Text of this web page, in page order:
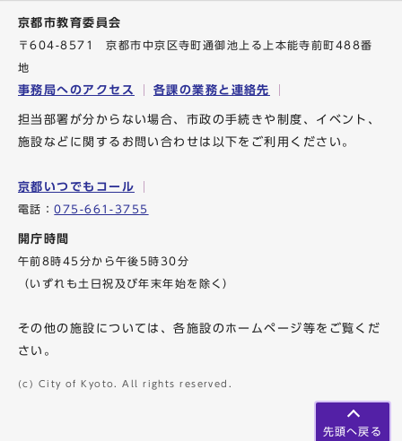
先頭へ戻る
京都市教育委員会
〒604-8571 京都市中京区寺町通御池上る上本能寺前町488番
地
事務局へのアクセス 各課の業務と連絡先
担当部署が分からない場合、市政の手続きや制度、イベント、
施設などに関するお問い合わせは以下をご利用ください。
京都いつでもコール
電話：075-661-3755
開庁時間
午前8時45分から午後5時30分
（いずれも土日祝及び年末年始を除く）
その他の施設については、各施設のホームページ等をご覧くだ
さい。
(c) City of Kyoto. All rights reserved.